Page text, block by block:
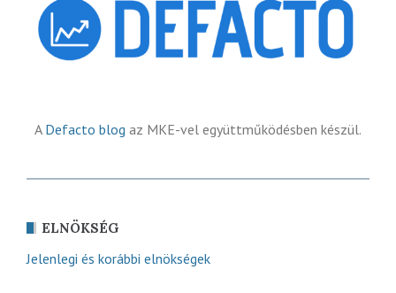
A Defacto blog az MKE-vel együttműködésben készül.
ELNÖKSÉG
Jelenlegi és korábbi elnökségek